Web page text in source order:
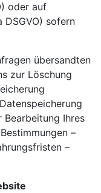
oder auf
DSGVO) sofern
übersandten
zur Löschung
Bearbeitung Ihres
–
–